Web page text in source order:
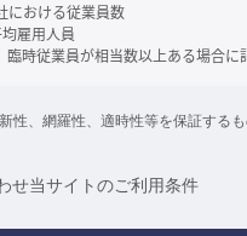
における従業員数
雇用人員
時従業員が相当数以上ある場合に
性、網羅性、適時性等を保証する
せ当サイトのご利用条件